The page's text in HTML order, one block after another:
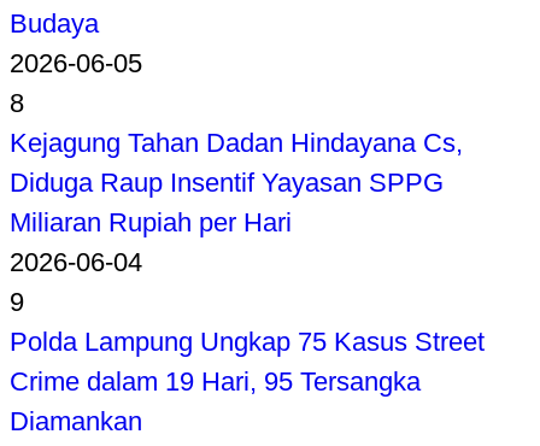
Budaya
2026-06-05
8
Kejagung Tahan Dadan Hindayana Cs,
Diduga Raup Insentif Yayasan SPPG
Miliaran Rupiah per Hari
2026-06-04
9
Polda Lampung Ungkap 75 Kasus Street
Crime dalam 19 Hari, 95 Tersangka
Diamankan